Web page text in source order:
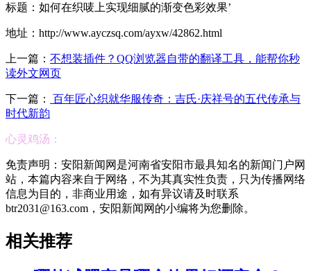
标题：如何在织唛上实现细腻的渐变色彩效果’
地址：http://www.ayczsq.com/ayxw/42862.html
上一篇： 不想装插件？QQ浏览器自带的翻译工具，能帮你秒
读外文网页
下一篇：
百年匠心织就华服传奇：吉氏·庆祥号的五代传承与
时代新韵
心灵鸡汤：
免责声明：安阳新闻网是河南省安阳市最具知名的新闻门户网
站，本篇内容来自于网络，不为其真实性负责，只为传播网络
信息为目的，非商业用途，如有异议请及时联系
btr2031@163.com，安阳新闻网的小编将为您删除。
相关推荐